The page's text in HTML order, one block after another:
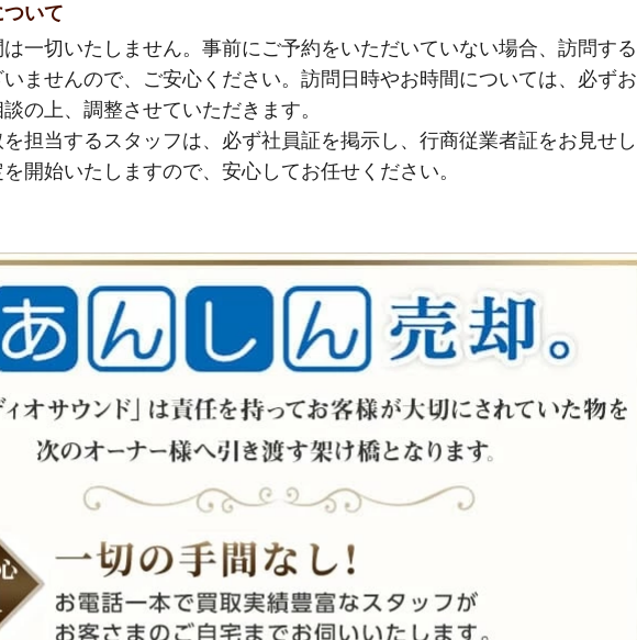
いて
一切いたしません。事前にご予約をいただいていない場合、訪問する
いませんので、ご安心ください。訪問日時やお時間については、必ずお
の上、調整させていただきます。
を担当するスタッフは、必ず社員証を掲示し、行商従業者証をお見せし
開始いたしますので、安心してお任せください。